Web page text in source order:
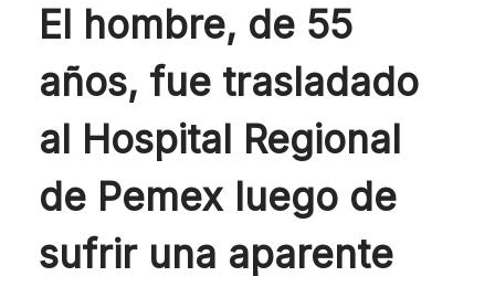
El hombre, de 55
años, fue trasladado
al Hospital Regional
de Pemex luego de
sufrir una aparente